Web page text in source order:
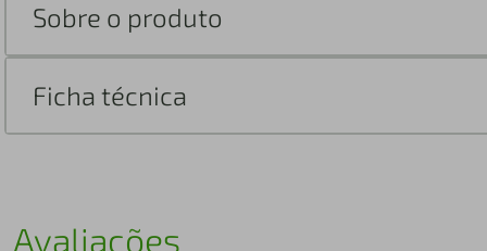
Sobre o produto
Ficha técnica
Avaliações